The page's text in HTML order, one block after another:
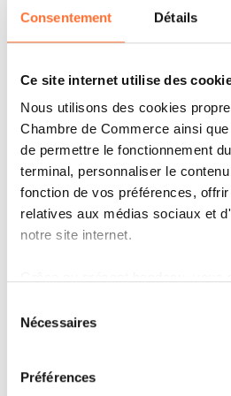
Consentement Détails
Ce site internet utilise des
Nous utilisons des cookies
Chambre de Commerce ainsi
de permettre le fonctionnement
terminal, personnaliser le
fonction de vos préférences,
relatives aux médias sociaux et
notre site internet.
à l’exception des cookies
fonctionnement du site. Une
cookies est accessible sous
dessus.
Nécessaires
Préférences
OOBAMINT : PLUS
EXPÉRIENCE !
LIRE